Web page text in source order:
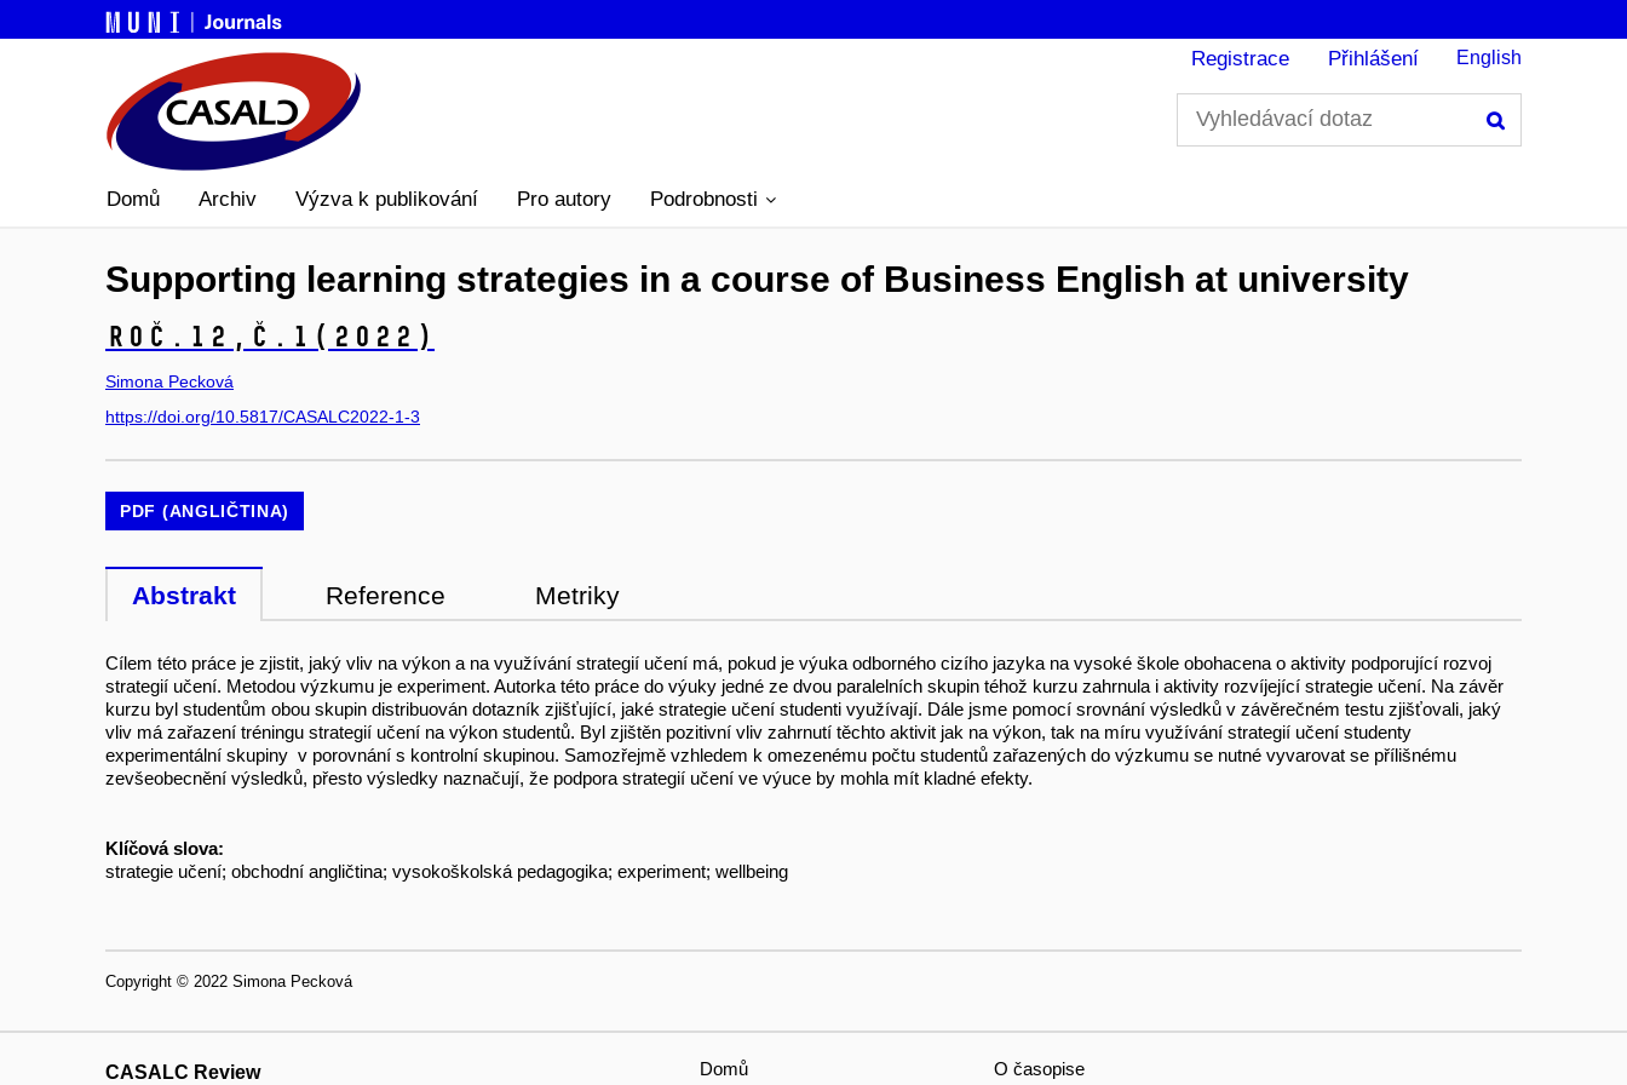
Registrace Přihlášení English
Domů Archiv Výzva k publikování Pro autory Podrobnosti
Supporting learning strategies in a course of Business English at university
Roč.12, č.1 (2022)
Simona Pecková
https://doi.org/10.5817/CASALC2022-1-3
PDF (ANGLIČTINA)
Abstrakt Reference Metriky
Cílem této práce je zjistit, jaký vliv na výkon a na využívání strategií učení má, pokud je výuka odborného cizího jazyka na vysoké škole obohacena o aktivity podporující rozvoj
strategií učení. Metodou výzkumu je experiment. Autorka této práce do výuky jedné ze dvou paralelních skupin téhož kurzu zahrnula i aktivity rozvíjející strategie učení. Na závěr
kurzu byl studentům obou skupin distribuován dotazník zjišťující, jaké strategie učení studenti využívají. Dále jsme pomocí srovnání výsledků v závěrečném testu zjišťovali, jaký
vliv má zařazení tréningu strategií učení na výkon studentů. Byl zjištěn pozitivní vliv zahrnutí těchto aktivit jak na výkon, tak na míru využívání strategií učení studenty
experimentální skupiny v porovnání s kontrolní skupinou. Samozřejmě vzhledem k omezenému počtu studentů zařazených do výzkumu se nutné vyvarovat se přílišnému
zevšeobecnění výsledků, přesto výsledky naznačují, že podpora strategií učení ve výuce by mohla mít kladné efekty.
Klíčová slova:
strategie učení; obchodní angličtina; vysokoškolská pedagogika; experiment; wellbeing
Copyright © 2022 Simona Pecková
CASALC Review Domů O časopise